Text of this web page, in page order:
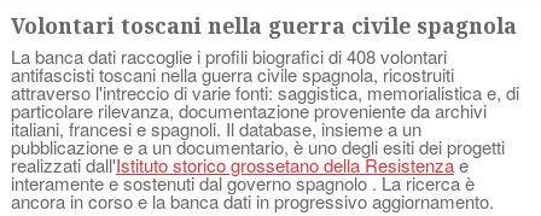
Volontari toscani nella guerra civile spagnola
La banca dati raccoglie i profili biografici di 408 volontari
antifascisti toscani nella guerra civile spagnola, ricostruiti
attraverso l'intreccio di varie fonti: saggistica, memorialistica e, di
particolare rilevanza, documentazione proveniente da archivi
italiani, francesi e spagnoli. Il database, insieme a un
pubblicazione e a un documentario, è uno degli esiti dei progetti
realizzati dall'Istituto storico grossetano della Resistenzae
interamente e sostenuti dal governo spagnolo . La ricerca è
ancora in corso e la banca dati in progressivo aggiornamento.